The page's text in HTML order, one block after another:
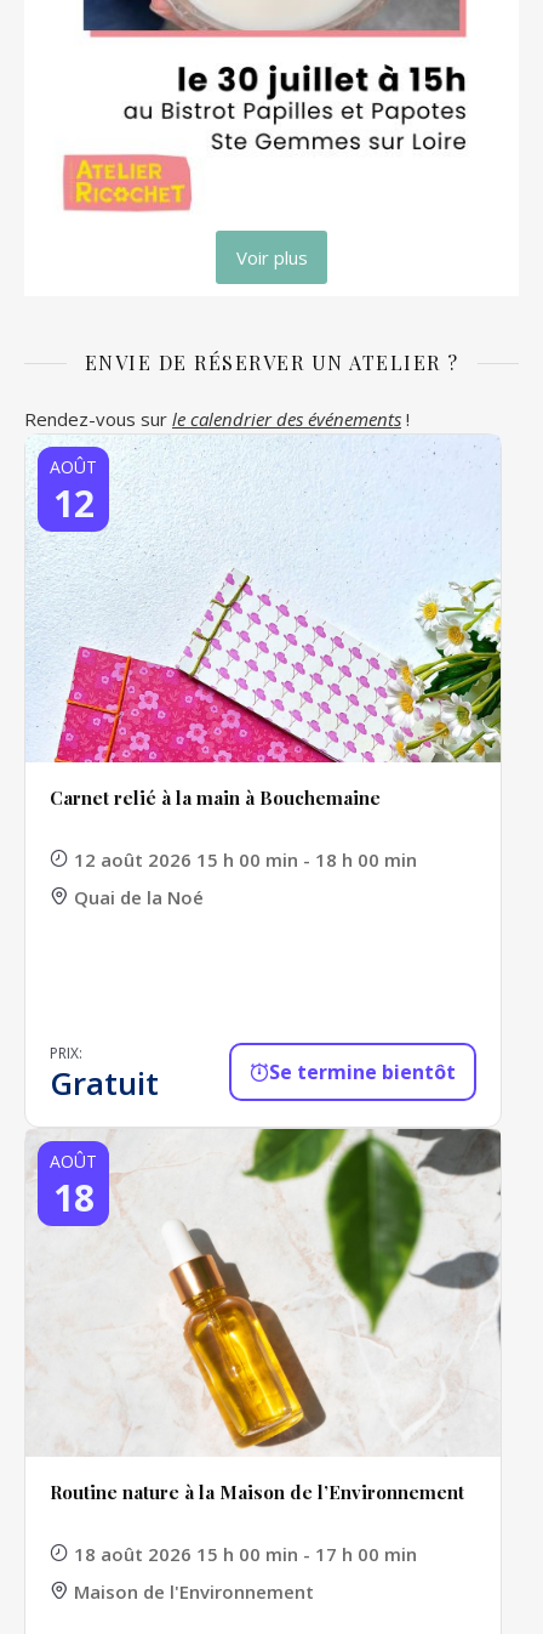
Voir plus
ENVIE DE RÉSERVER UN ATELIER ?
Rendez-vous sur le calendrier des événements !
AOÛT
12
Carnet relié à la main à Bouchemaine
12 août 2026 15 h 00 min - 18 h 00 min
Quai de la Noé
PRIX:
Gratuit Se termine bientôt
AOÛT
18
Routine nature à la Maison de l’Environnement
18 août 2026 15 h 00 min - 17 h 00 min
Maison de l'Environnement